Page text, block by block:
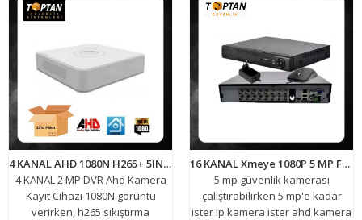
4 KANAL AHD 1080N H265+ 5IN1 HİBRİT DVR XMEYE KAMERA KAYIT CİHAZI ARNA-4042 EKONOMİK 10 LU PAKET
4 KANAL 2 MP DVR Ahd Kamera
Kayıt Cihazı 1080N görüntü
verirken, h265 sıkıştırma
16 KANAL Xmeye 1080P 5 MP FULL HD 5IN1 HİBRİT H265+ FONKSİYONEL KAMERA KAYIT CİHAZI DVR ARNA-4516
5 mp güvenlik kamerası
çalıştırabilirken 5 mp'e kadar
ister ip kamera ister ahd kamera